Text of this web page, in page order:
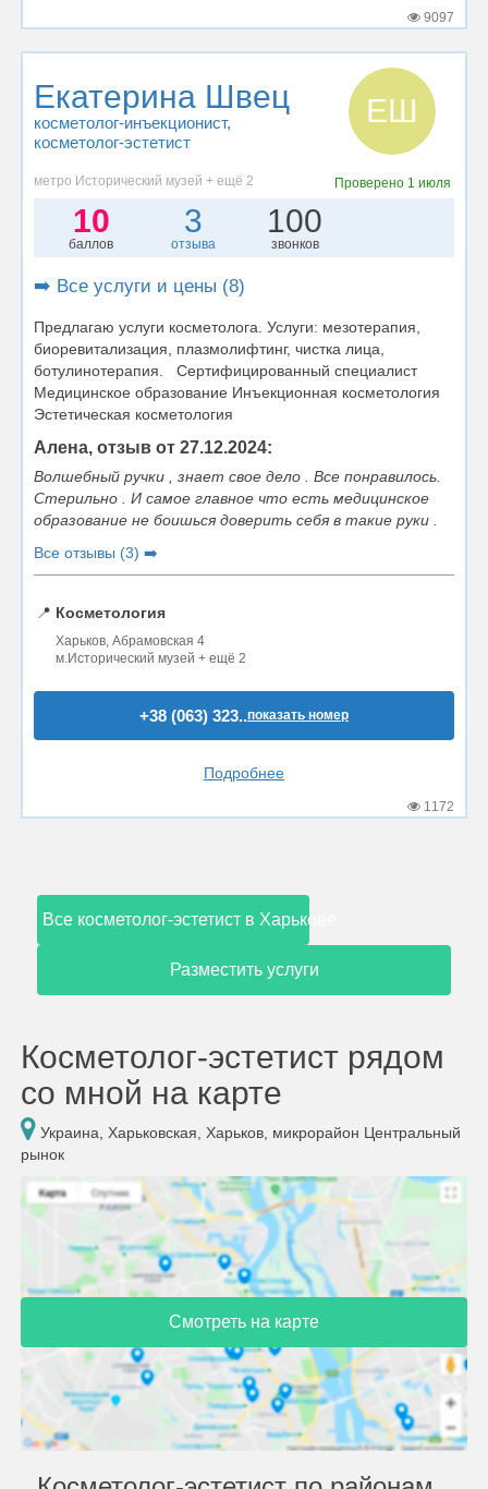
9097
Екатерина Швец
косметолог-инъекционист,
косметолог-эстетист
ЕШ
метро Исторический музей + ещё 2 Проверено 1 июля
10
баллов
3
отзыва
100
звонков
➡️ Все услуги и цены (8)
Предлагаю услуги косметолога. Услуги: мезотерапия,
биоревитализация, плазмолифтинг, чистка лица,
ботулинотерапия. Сертифицированный специалист
Медицинское образование Инъекционная косметология
Эстетическая косметология
Алена, отзыв от 27.12.2024:
Волшебный ручки , знает свое дело . Все понравилось.
Стерильно . И самое главное что есть медицинское
образование не боишься доверить себя в такие руки .
Все отзывы (3) ➡️
📍 Косметология
Харьков, Абрамовская 4
м.Исторический музей + ещё 2
+38 (063) 323..показать номер
Подробнее
1172
Все косметолог-эстетист в Харькове
Разместить услуги
Косметолог-эстетист рядом
со мной на карте
Украина, Харьковская, Харьков, микрорайон Центральный
рынок
Смотреть на карте